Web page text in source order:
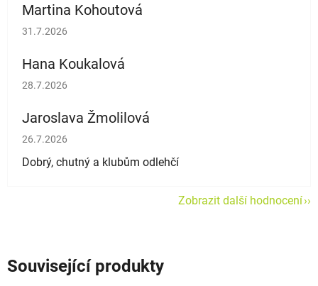
Martina Kohoutová
Hodnocení obchodu je 5 z 5 hvězdiček.
31.7.2026
Hana Koukalová
Hodnocení obchodu je 5 z 5 hvězdiček.
28.7.2026
Jaroslava Žmolilová
Hodnocení obchodu je 5 z 5 hvězdiček.
26.7.2026
Dobrý, chutný a klubům odlehčí
Zobrazit další hodnocení
Související produkty